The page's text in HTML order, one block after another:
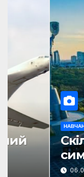
НАВЧАННЯ
Скільки
те, що
06.08.2026